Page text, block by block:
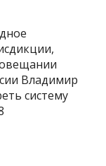
Владимир
систему